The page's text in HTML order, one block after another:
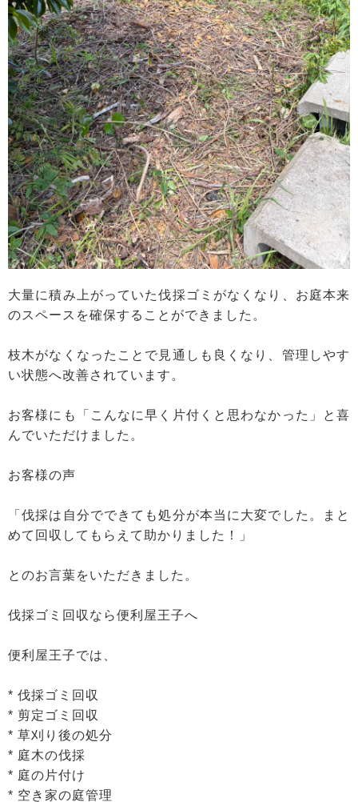
大量に積み上がっていた伐採ゴミがなくなり、お庭本来
のスペースを確保することができました。
枝木がなくなったことで見通しも良くなり、管理しやす
い状態へ改善されています。
お客様にも「こんなに早く片付くと思わなかった」と喜
んでいただけました。
お客様の声
「伐採は自分でできても処分が本当に大変でした。まと
めて回収してもらえて助かりました！」
とのお言葉をいただきました。
伐採ゴミ回収なら便利屋王子へ
便利屋王子では、
* 伐採ゴミ回収
* 剪定ゴミ回収
* 草刈り後の処分
* 庭木の伐採
* 庭の片付け
* 空き家の庭管理